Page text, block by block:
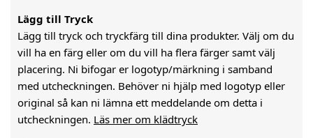
Lägg till Tryck
Lägg till tryck och tryckfärg till dina produkter. Välj om du
vill ha en färg eller om du vill ha flera färger samt välj
placering. Ni bifogar er logotyp/märkning i samband
med utcheckningen. Behöver ni hjälp med logotyp eller
original så kan ni lämna ett meddelande om detta i
utcheckningen. Läs mer om klädtryck